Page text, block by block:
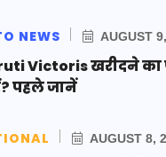
NEWS AUGUST
Victoris खरीदने का
पहले जानें
AUGUST 8,